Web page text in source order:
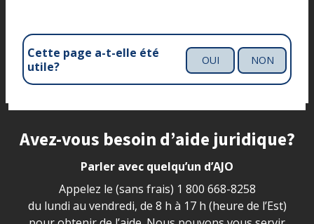
Cette page a-t-elle été
utile?
OUI NON
Site footer
Avez-vous besoin d’aide juridique?
Parler avec quelqu’un d’AJO
Appelez le (sans frais) 1 800 668-8258
du lundi au vendredi, de 8 h à 17 h (heure de l’Est)